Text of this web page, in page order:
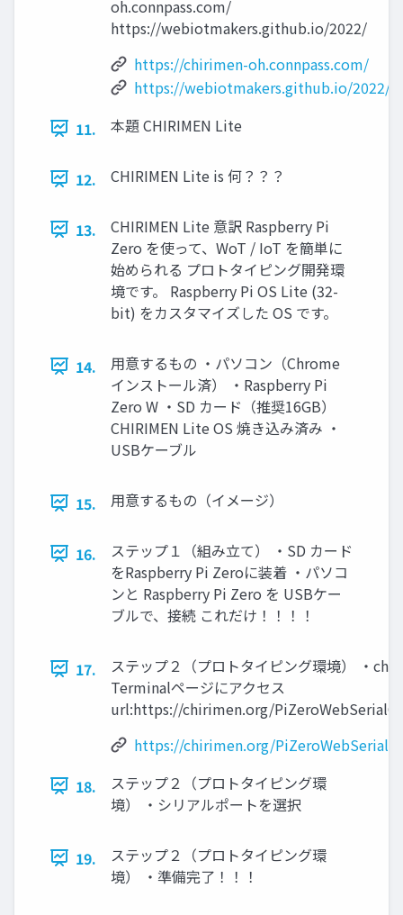
oh.connpass.com/
https://webiotmakers.github.io/2022/
https://chirimen-oh.connpass.com/
https://webiotmakers.github.io/2022/
11.
本題 CHIRIMEN Lite
12. CHIRIMEN Lite is 何？？？
13.
CHIRIMEN Lite 意訳 Raspberry Pi
Zero を使って、WoT / IoT を簡単に
始められる プロトタイピング開発環
境です。 Raspberry Pi OS Lite (32-
bit) をカスタマイズした OS です。
14.
用意するもの ・パソコン（Chrome
インストール済） ・Raspberry Pi
Zero W ・SD カード（推奨16GB）
CHIRIMEN Lite OS 焼き込み済み ・
USBケーブル
15. 用意するもの（イメージ）
16.
ステップ１（組み立て） ・SD カード
をRaspberry Pi Zeroに装着 ・パソコ
ンと Raspberry Pi Zero を USBケー
ブルで、接続 これだけ！！！！
17.
ステップ２（プロトタイピング環境） ・
Terminalページにアクセス
url:https://chirimen.org/
https://chirimen.org/
18.
ステップ２（プロトタイピング環
境） ・シリアルポートを選択
19.
ステップ２（プロトタイピング環
境） ・準備完了！！！